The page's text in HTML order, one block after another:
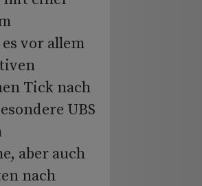
vor allem
Tick nach
UBS
aber auch
nach